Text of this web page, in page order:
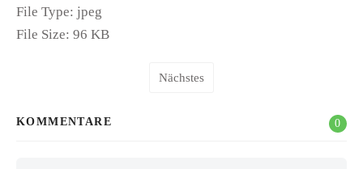
File Type: jpeg
File Size: 96 KB
Nächstes
KOMMENTARE 0